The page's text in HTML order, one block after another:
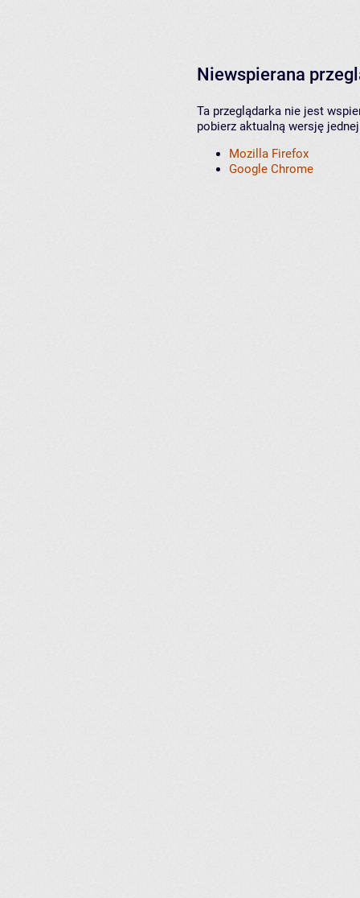
Niewspierana
Ta przeglądarka nie jest
pobierz aktualną wersję
Mozilla Firefox
Google Chrome